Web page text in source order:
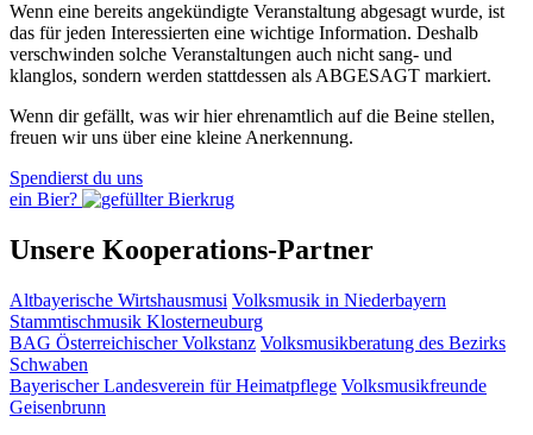
Wenn eine bereits ange­kündigte Veranstaltung abgesagt wurde, ist
das für jeden Interessierten eine wichtige Information. Deshalb
verschwinden solche Veran­staltungen auch nicht sang- und
klanglos, sondern werden statt­dessen alsABGESAGT markiert.
Wenn dir gefällt, was wir hier ehrenamtlich auf die Beine stellen,
freuen wir uns über eine kleine Anerkennung.
Spendierst du uns
ein Bier?
Unsere Kooperations-Partner
Altbayerische Wirtshausmusi Volksmusik in Niederbayern
Stammtischmusik Klosterneuburg
BAG Österreichischer Volkstanz Volksmusikberatung des Bezirks
Schwaben
Bayerischer Landesverein für Heimatpflege Volksmusikfreunde
Geisenbrunn